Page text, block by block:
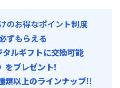
のお得なポイント制度
ずもらえる
タルギフトに交換可能
をプレゼント!
以上のラインナップ!!